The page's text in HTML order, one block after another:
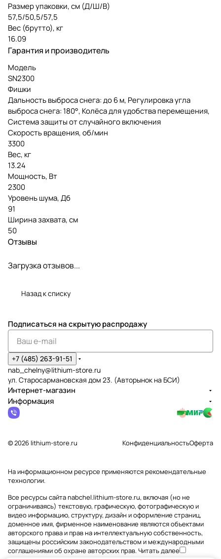
Размер упаковки, см (Д/Ш/В)
57,5/50,5/57,5
Вес (брутто), кг
16.09
Гарантия и производитель
Модель
SN2300
Фишки
Дальность выброса снега: до 6 м, Регулировка угла
выброса снега: 180°, Колёса для удобства перемещения,
Система защиты от случайного включения
Скорость вращения, об/мин
3300
Вес, кг
13.24
Мощность, Вт
2300
Уровень шума, Дб
91
Ширина захвата, см
50
Отзывы
Загрузка отзывов...
Назад к списку
Подписаться на скрытую распродажу
+7 (485) 263-91-51
nab_chelny@lithium-store.ru
ул. Старосармановская дом 23. (Авторынок на БСИ)
Интернет-магазин
Информация
© 2026 lithium-store.ru КонфиденциальностьОферта
На информационном ресурсе применяютсярекомендательные
технологии.
Все ресурсы сайта nabchel.lithium-store.ru, включая (но не
ограничиваясь) текстовую, графическую, фотографическую и
видео информацию, структуру, дизайн и оформление страниц,
доменное имя, фирменное наименование являются объектами
авторского права и прав на интеллектуальную собственность,
защищены российским законодательством и международными
соглашениями об охране авторских прав.Читать далее